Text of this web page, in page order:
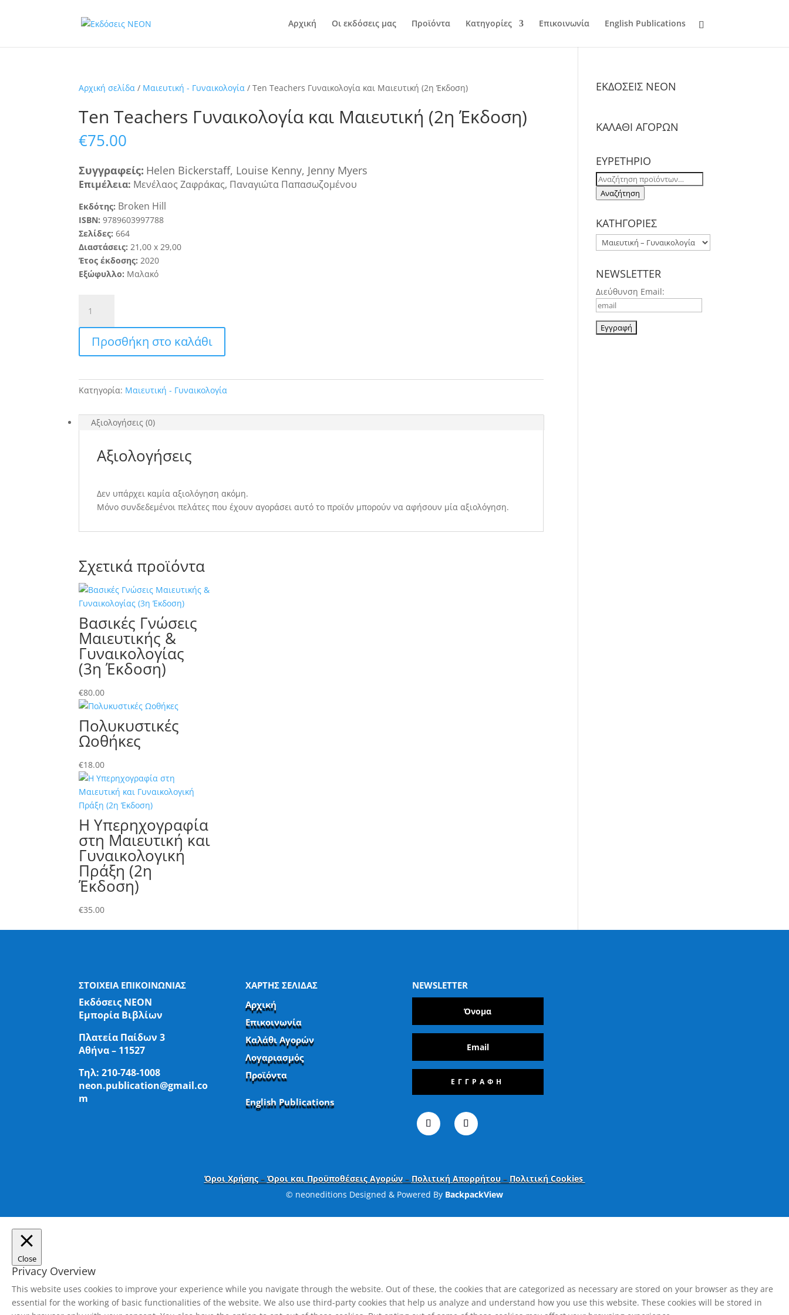
Αρχική Οι εκδόσεις μας Προϊόντα Κατηγορίες Επικοινωνία English Publications
Αρχική σελίδα / Μαιευτική - Γυναικολογία / Ten Teachers Γυναικολογία και Μαιευτική (2η Έκδοση)
Ten Teachers Γυναικολογία και Μαιευτική (2η Έκδοση)
€75.00
Συγγραφείς: Helen Bickerstaff, Louise Kenny, Jenny Myers
Επιμέλεια: Μενέλαος Ζαφράκας, Παναγιώτα Παπασωζομένου
Εκδότης: Broken Hill
ISBN:9789603997788
Σελίδες:664
Διαστάσεις:21 ,00 x29,00
Έτος έκδοσης:2020
Εξώφυλλο: Μαλακό
Teachers
Γυναικολογία
Μαιευτική
Έκδοση)
ποσότητα
Προσθήκη στο καλάθι
Κατηγορία: Μαιευτική - Γυναικολογία
Αξιολογήσεις (0)
Αξιολογήσεις
Δεν υπάρχει καμία αξιολόγηση ακόμη.
Μόνο συνδεδεμένοι πελάτες που έχουν αγοράσει αυτό το προϊόν μπορούν να αφήσουν μία αξιολόγηση.
Σχετικά προϊόντα
Βασικές Γνώσεις
Μαιευτικής &
Γυναικολογίας
(3η Έκδοση)
€80.00
Πολυκυστικές
Ωοθήκες
€18.00
Η Υπερηχογραφία
στη Μαιευτική και
Γυναικολογική
Πράξη (2η
Έκδοση)
€35.00
ΕΚΔΟΣΕΙΣ NΕΟΝ
ΚΑΛΑΘΙ ΑΓΟΡΩΝ
ΕΥΡΕΤΗΡΙΟ
Αναζήτηση
για:
Αναζήτηση
ΚΑΤΗΓΟΡΙΕΣ
NEWSLETTER
Διεύθυνση Email:
ΣΤΟΙΧΕΙΑ ΕΠΙΚΟΙΝΩΝΙΑΣ
Εκδόσεις ΝΕΟΝ
Εμπορία Βιβλίων
Πλατεία Παίδων 3
Αθήνα – 11527
Τηλ:210-748-1008
neon.publication@gmail.co
m
ΧΑΡΤΗΣ ΣΕΛΙΔΑΣ
Αρχική
Επικοινωνία
Καλάθι Αγορών
Λογαριασμός
Προϊόντα
English Publications
NEWSLETTER
ΕΓΓΡΑΦΗ
Όροι Χρήσης–Όροι και Προϋποθέσεις Αγορών– Πολιτική Απορρήτου– Πολιτική Cookies
© neoneditions Designed & Powered By BackpackView
Close
Privacy Overview
This website uses cookies to improve your experience while you navigate through the website. Out of these, the cookies that are categorized as necessary are stored on your browser as they are
essential for the working of basic functionalities of the website. We also use third-party cookies that help us analyze and understand how you use this website. These cookies will be stored in